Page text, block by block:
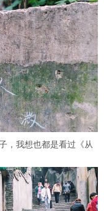
，我想也都是看过《从